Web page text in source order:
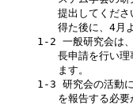
提出してください。
得た後に、4月より活
1-2 一般研究会は、2
長申請を行い理事会
ます。
1-3 研究会の活動につ
を報告する必要があ